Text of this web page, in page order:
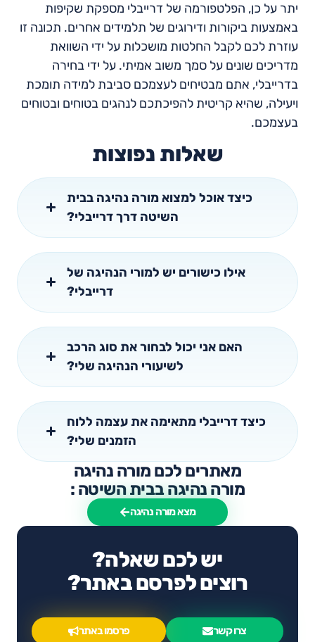
יתר על כן, הפלטפורמה של דרייבלי מספקת שקיפות
באמצעות ביקורות ודירוגים של תלמידים אחרים. תכונה זו
עוזרת לכם לקבל החלטות מושכלות על ידי השוואת
מדריכים שונים על סמך משוב אמיתי. על ידי בחירה
בדרייבלי, אתם מבטיחים לעצמכם סביבת למידה תומכת
ויעילה, שהיא קריטית להפיכתכם לנהגים בטוחים ובטוחים
בעצמכם.
שאלות נפוצות
כיצד אוכל למצוא מורה נהיגה בבית
השיטה דרך דרייבלי?
אילו כישורים יש למורי הנהיגה של
דרייבלי?
האם אני יכול לבחור את סוג הרכב
לשיעורי הנהיגה שלי?
כיצד דרייבלי מתאימה את עצמה ללוח
הזמנים שלי?
מאתרים לכם מורה נהיגה
מורה נהיגה בבית השיטה :
מצא מורה נהיגה
יש לכם שאלה?
רוצים לפרסם באתר?
צרו קשר פרסמו באתר